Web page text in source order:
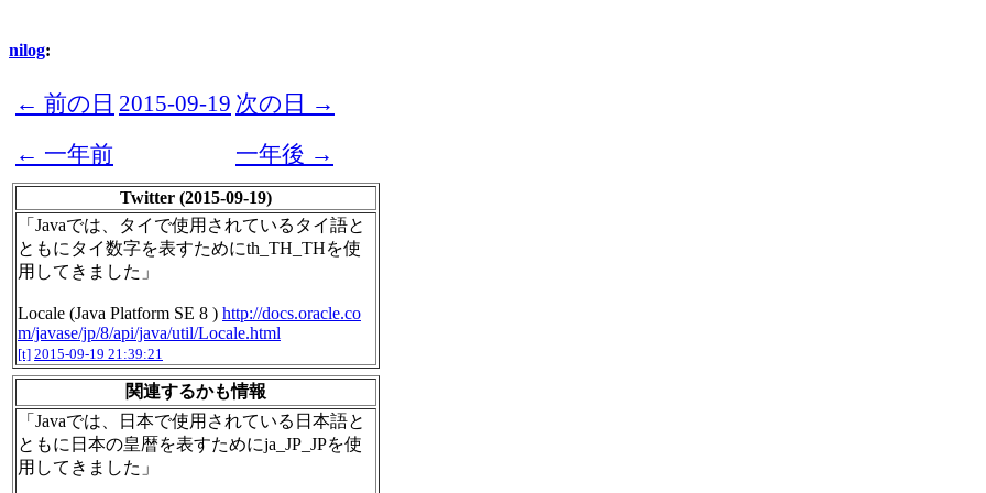
nilog:
← 前の日 2015-09-19 次の日 →
← 一年前
一年後 →
Twitter (2015-09-19)
「Javaでは、タイで使用されているタイ語と
ともにタイ数字を表すためにth_TH_THを使
用してきました」
Locale (Java Platform SE 8 ) http://docs.oracle.co
m/javase/jp/8/api/java/util/Locale.html
[t] 2015-09-19 21:39:21
関連するかも情報
「Javaでは、日本で使用されている日本語と
ともに日本の皇暦を表すためにja_JP_JPを使
用してきました」